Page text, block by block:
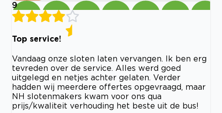
9
Top service!
Vandaag onze sloten laten vervangen. Ik ben erg
tevreden over de service. Alles werd goed
uitgelegd en netjes achter gelaten. Verder
hadden wij meerdere offertes opgevraagd, maar
NH slotenmakers kwam voor ons qua
prijs/kwaliteit verhouding het beste uit de bus!